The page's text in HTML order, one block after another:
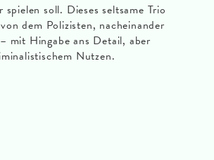
soll. Dieses seltsame Trio
dem Polizisten, nacheinander
mit Hingabe ans Detail, aber
Nutzen.